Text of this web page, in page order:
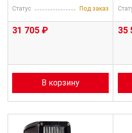
Статус Под заказ
31 705 ₽
В корзину
35